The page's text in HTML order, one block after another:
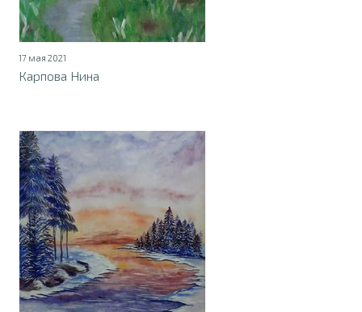
17 мая 2021
Карпова Нина